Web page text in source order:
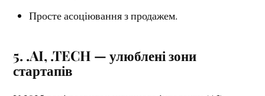
Просте асоціювання з продажем.
5. .AI, .TECH — улюблені зони
стартапів